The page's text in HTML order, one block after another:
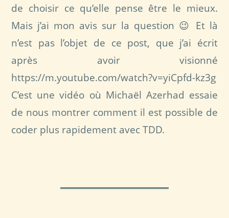
de choisir ce qu’elle pense être le mieux.
Mais j’ai mon avis sur la question 😉 Et là
n’est pas l’objet de ce post, que j’ai écrit
après avoir visionné
https://m.youtube.com/watch?v=yiCpfd-kz3g
C’est une vidéo où Michaël Azerhad essaie
de nous montrer comment il est possible de
coder plus rapidement avec TDD.